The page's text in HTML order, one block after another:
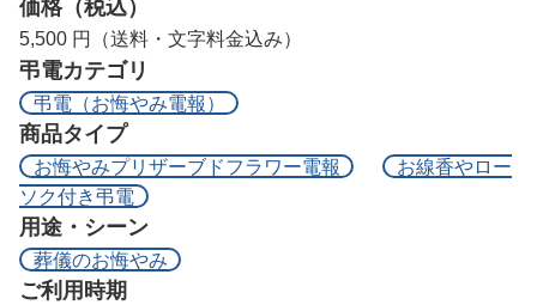
価格（税込）
5,500 円（送料・文字料金込み）
弔電カテゴリ
弔電（お悔やみ電報）
商品タイプ
お悔やみプリザーブドフラワー電報
お線香やロー
ソク付き弔電
用途・シーン
葬儀のお悔やみ
ご利用時期